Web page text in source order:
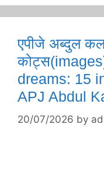
एपीजे अब्दुल
dreams: 15
APJ Abdul
20/07/2026 by